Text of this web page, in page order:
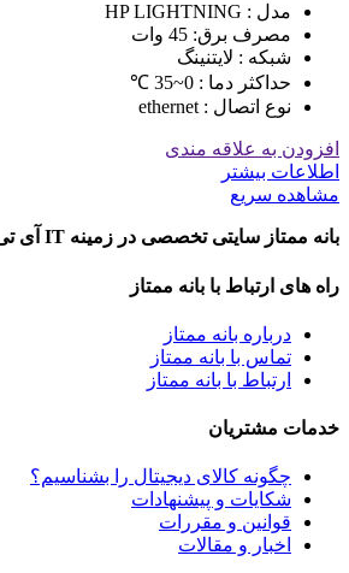
مدل : HP LIGHTNING
مصرف برق: 45 وات
شبکه : لایتنینگ
حداکثر دما : 0~35 ℃
نوع اتصال : ethernet
افزودن به علاقه مندی
اطلاعات بیشتر
مشاهده سریع
بانه ممتاز سایتی تخصصی در زمینه IT آی تی میباشد که از سال 1396 تاکنون به ارایه خدمات در خصوص معرفی و مقایسه محصولات دیجیتال در شهر بانه پرداخته است.
راه های ارتباط با بانه ممتاز
درباره بانه ممتاز
تماس با بانه ممتاز
ارتباط با بانه ممتاز
خدمات مشتریان
چگونه کالای دیجیتال را بشناسیم؟
شکایات و پیشنهادات
قوانین و مقررات
اخبار و مقالات